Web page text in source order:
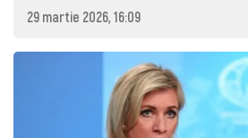
29 martie 2026, 16:09